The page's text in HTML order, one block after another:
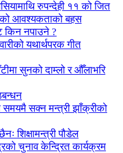
रुपन्देही ११ को जित
आवश्यकताको बहस
नपाउने ?
यथार्थपरक गीत
सुनको दाम्लो र औँलाभरि
समयमै सक्न मन्त्री झाँक्रीको
शिक्षामन्त्री पौडेल
चुनाव केन्द्रित कार्यक्रम